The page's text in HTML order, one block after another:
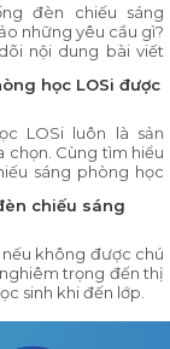
đèn chiếu sáng
những yêu cầu gì?
nội dung bài viết
học LOSi được
LOSi luôn là sản
chọn. Cùng tìm hiểu
sáng phòng học
chiếu sáng
không được chú
trọng đến thị
sinh khi đến lớp.